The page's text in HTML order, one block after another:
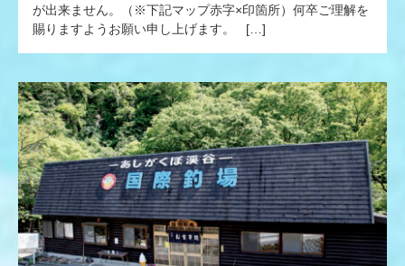
が出来ません。（※下記マップ赤字×印箇所）何卒ご理解を
賜りますようお願い申し上げます。 […]